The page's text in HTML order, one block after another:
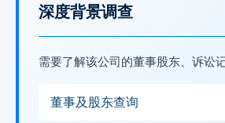
深度背景调查
需要了解该公司的董事股东、诉讼
董事及股东查询